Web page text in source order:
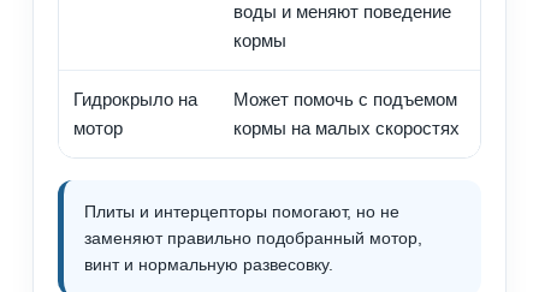
воды и меняют поведение
кормы
Гидрокрыло на
мотор
Может помочь с подъемом
кормы на малых скоростях
Плиты и интерцепторы помогают, но не
заменяют правильно подобранный мотор,
винт и нормальную развесовку.